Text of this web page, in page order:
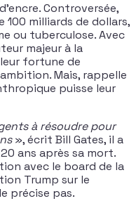
Controversée,
100 milliards de dollars,
ou tuberculose. Avec
majeur à la
fortune de
Mais, rappelle
puisse leur
à résoudre pour
», écrit Bill Gates, il a
ans après sa mort.
avec le board de la
Trump sur le
précise pas.